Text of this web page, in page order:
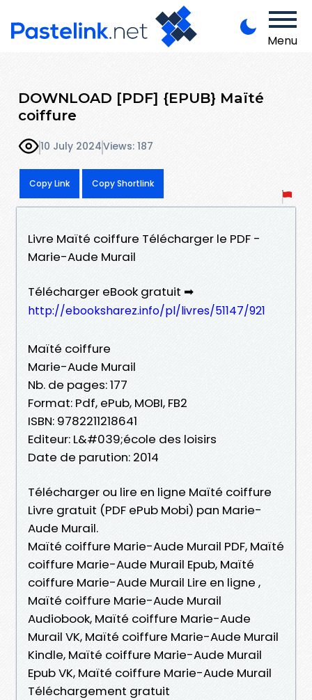
Menu
DOWNLOAD [PDF] {EPUB} Maïté
coiffure
10 July 2024Views: 187
Copy Link Copy Shortlink
Livre Maïté coiffure Télécharger le PDF -
Marie-Aude Murail
Télécharger eBook gratuit ➡
http://ebooksharez.info/pl/livres/51147/921
Maïté coiffure
Marie-Aude Murail
Nb. de pages: 177
Format: Pdf, ePub, MOBI, FB2
ISBN: 9782211218641
Editeur: L&#039;école des loisirs
Date de parution: 2014
Télécharger ou lire en ligne Maïté coiffure
Livre gratuit (PDF ePub Mobi) pan Marie-
Aude Murail.
Maïté coiffure Marie-Aude Murail PDF, Maïté
coiffure Marie-Aude Murail Epub, Maïté
coiffure Marie-Aude Murail Lire en ligne ,
Maïté coiffure Marie-Aude Murail
Audiobook, Maïté coiffure Marie-Aude
Murail VK, Maïté coiffure Marie-Aude Murail
Kindle, Maïté coiffure Marie-Aude Murail
Epub VK, Maïté coiffure Marie-Aude Murail
Téléchargement gratuit